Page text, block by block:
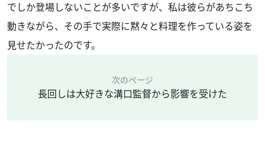
でしか登場しないことが多いですが、私は彼らがあちこち
動きながら、その手で実際に黙々と料理を作っている姿を
見せたかったのです。
次のページ
長回しは大好きな溝口監督から影響を受けた